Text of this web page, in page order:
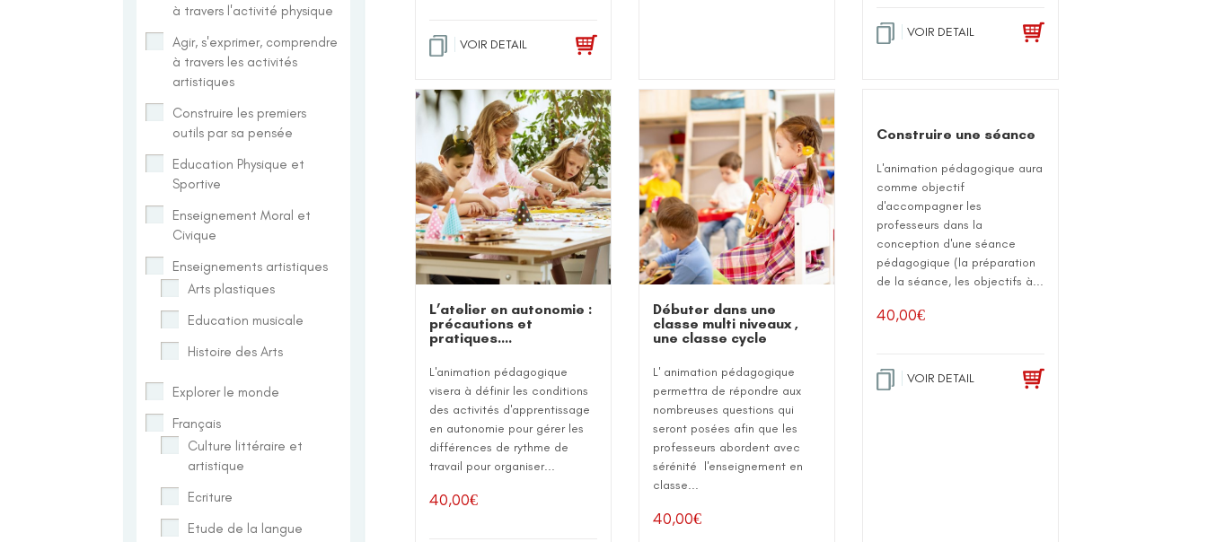
VOIR DETAIL
VOIR DETAIL
L’atelier en autonomie :
précautions et
pratiques….
L'animation pédagogique
visera à définir les conditions
des activités d'apprentissage
en autonomie pour gérer les
différences de rythme de
travail pour organiser...
40,00€
Débuter dans une
classe multi niveaux ,
une classe cycle
L' animation pédagogique
permettra de répondre aux
nombreuses questions qui
seront posées afin que les
professeurs abordent avec
sérénité l'enseignement en
classe...
40,00€
Construire une séance
L'animation pédagogique aura
comme objectif
d'accompagner les
professeurs dans la
conception d'une séance
pédagogique (la préparation
de la séance, les objectifs à...
40,00€
VOIR DETAIL
à travers l'activité physique
Agir, s'exprimer, comprendre
à travers les activités
artistiques
Construire les premiers
outils par sa pensée
Education Physique et
Sportive
Enseignement Moral et
Civique
Enseignements artistiques
Arts plastiques
Education musicale
Histoire des Arts
Explorer le monde
Français
Culture littéraire et
artistique
Ecriture
Etude de la langue